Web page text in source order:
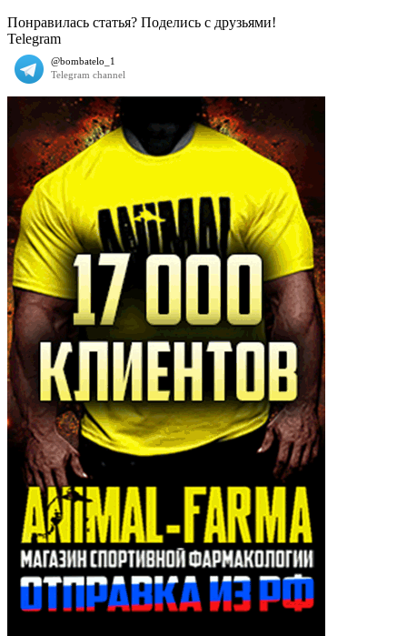
Понравилась статья? Поделись с друзьями!
Telegram